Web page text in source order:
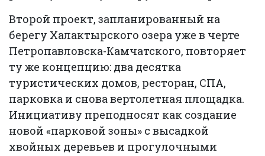
Второй проект, запланированный на
берегу Халактырского озера уже в черте
Петропавловска-Камчатского, повторяет
ту же концепцию: два десятка
туристических домов, ресторан, СПА,
парковка и снова вертолетная площадка.
Инициативу преподносят как создание
новой «парковой зоны» с высадкой
хвойных деревьев и прогулочными